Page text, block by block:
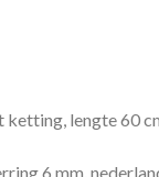
ketting, lengte 60
6 mm,